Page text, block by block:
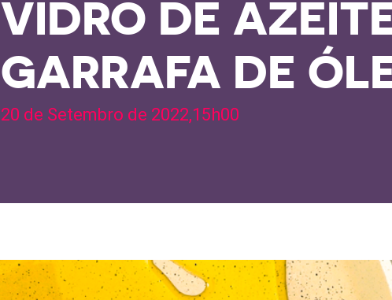
VIDRO DE
GARRAFA DE
20 de Setembro de 2022,15h00